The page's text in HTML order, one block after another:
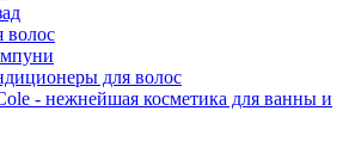
волос
для волос